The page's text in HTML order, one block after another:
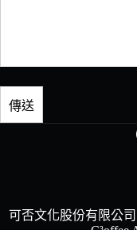
可否文化股份有限公